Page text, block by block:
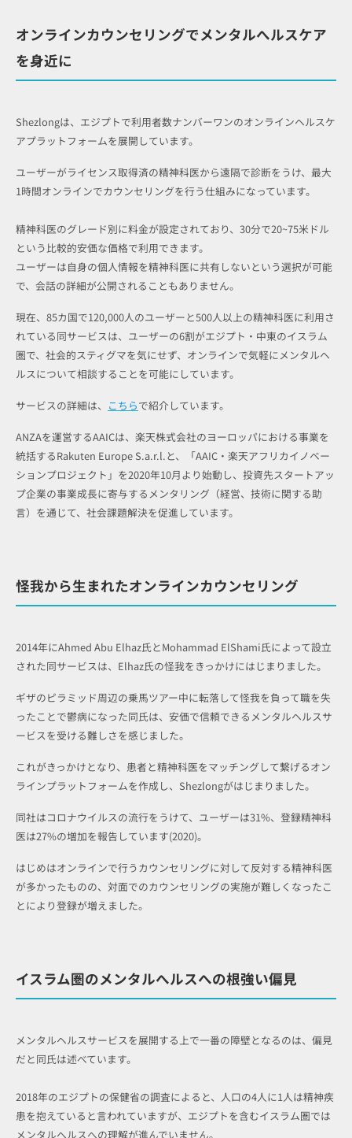
オンラインカウンセリングでメンタルへルスケア
を身近に
Shezlongは、エジプトで利用者数ナンバーワンのオンラインヘルスケ
アプラットフォームを展開しています。
ユーザーがライセンス取得済の精神科医から遠隔で診断をうけ、最大
1時間オンラインでカウンセリングを行う仕組みになっています。
精神科医のグレード別に料金が設定されており、30分で20~75米ドル
という比較的安価な価格で利用できます。
ユーザーは自身の個人情報を精神科医に共有しないという選択が可能
で、会話の詳細が公開されることもありません。
現在、85カ国で120,000人のユーザーと500人以上の精神科医に利用さ
れている同サービスは、ユーザーの6割がエジプト・中東のイスラム
圏で、社会的スティグマを気にせず、オンラインで気軽にメンタルヘ
ルスについて相談することを可能にしています。
サービスの詳細は、 こちらで紹介しています。
ANZAを運営するAAICは、楽天株式会社のヨーロッパにおける事業を
統括するRakuten Europe S.a.r.l.と、「AAIC・楽天アフリカイノベー
ションプロジェクト」を2020年10月より始動し、投資先スタートアッ
プ企業の事業成長に寄与するメンタリング（経営、技術に関する助
言）を通じて、社会課題解決を促進しています。
怪我から生まれたオンラインカウンセリング
2014年にAhmed Abu Elhaz氏とMohammad ElShami氏によって設立
された同サービスは、Elhaz氏の怪我をきっかけにはじまりました。
ギザのピラミッド周辺の乗馬ツアー中に転落して怪我を負って職を失
ったことで鬱病になった同氏は、安価で信頼できるメンタルヘルスサ
ービスを受ける難しさを感じました。
これがきっかけとなり、患者と精神科医をマッチングして繋げるオン
ラインプラットフォームを作成し、Shezlongがはじまりました。
同社はコロナウイルスの流行をうけて、ユーザーは31%、登録精神科
医は27%の増加を報告しています(2020)。
はじめはオンラインで行うカウンセリングに対して反対する精神科医
が多かったものの、対面でのカウンセリングの実施が難しくなったこ
とにより登録が増えました。
イスラム圏のメンタルへルスへの根強い偏見
メンタルヘルスサービスを展開する上で一番の障壁となるのは、偏見
だと同氏は述べています。
2018年のエジプトの保健省の調査によると、人口の4人に1人は精神疾
患を抱えていると言われていますが、エジプトを含むイスラム圏では
メンタルへルスへの理解が進んでいません。